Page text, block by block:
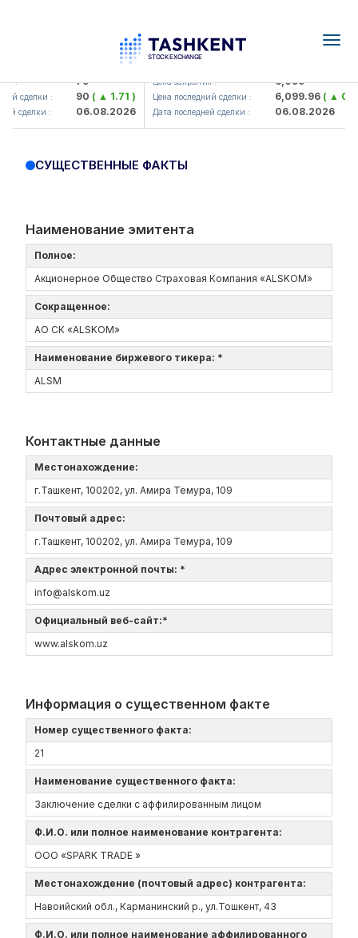
: 79
сделки : 90( ▲ 1.71 )
сделки : 06.08.2026
UZMK (<O'zmetkombinat> AJ)
Цена закрытия : 6,099
Цена последний сделки : 6,099.96( ▲
Дата последней сделки : 06.08.2026
СУЩЕСТВЕННЫЕ ФАКТЫ
Наименование эмитента
Полное:
Акционерное Общество Страховая Компания «ALSKOM»
Сокращенное:
АО СК «ALSKOM»
Наименование биржевого тикера: *
ALSM
Контактные данные
Местонахождение:
г.Ташкент, 100202, ул. Амира Темура, 109
Почтовый адрес:
г.Ташкент, 100202, ул. Амира Темура, 109
Адрес электронной почты: *
info@alskom.uz
Официальный веб-сайт:*
www.alskom.uz
Информация о существенном факте
Номер существенного факта:
21
Наименование существенного факта:
Заключение сделки с аффилированным лицом
Ф.И.О. или полное наименование контрагента:
OOO «SPARK TRADE »
Местонахождение (почтовый адрес) контрагента:
Навоийский обл., Карманинский р., ул.Тошкент, 43
Ф.И.О. или полное наименование аффилированного